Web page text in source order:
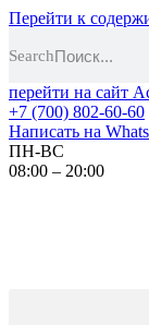
Перейти к
Search
перейти на сайт
+7 (700) 802-60-60
Написать на
ПН-ВС
08:00 – 20:00